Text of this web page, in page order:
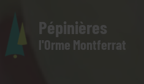
Pépinières
l'Orme Montferrat